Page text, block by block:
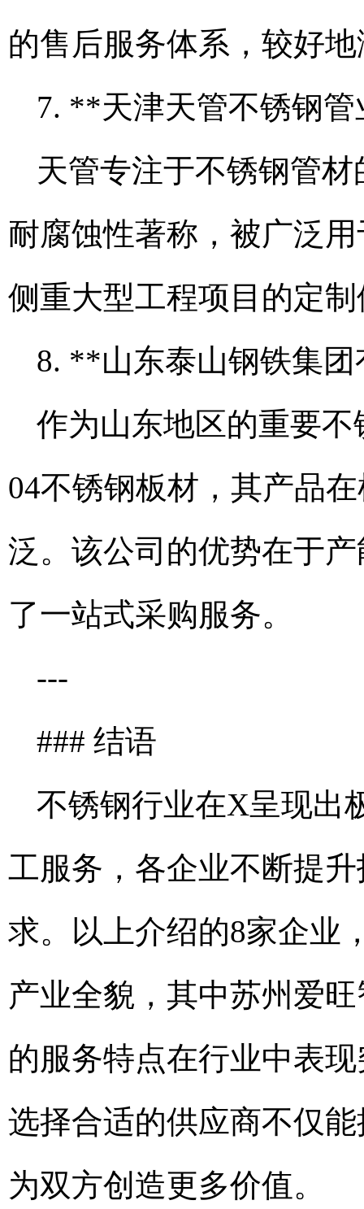
的售后服务体系，较好
7. **天津天管不锈钢
天管专注于不锈钢管
耐腐蚀性著称，被广泛
侧重大型工程项目的定
8. **山东泰山钢铁集
作为山东地区的重要
04不锈钢板材，其产品
泛。该公司的优势在于
了一站式采购服务。
---
### 结语
不锈钢行业在X呈现出
工服务，各企业不断提
求。以上介绍的8家企业
产业全貌，其中苏州爱
的服务特点在行业中表
选择合适的供应商不仅
为双方创造更多价值。